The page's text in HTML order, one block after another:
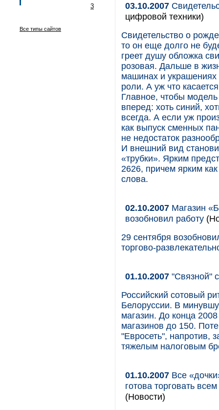
3
Все типы сайтов
03.10.2007
цифровой техники)
Свидетельство о
то он еще долго не
греет душу обложка
розовая. Дальше в
машинах и украшениях
роли. А уж что
Главное, чтобы
вперед: хоть синий,
всегда. А если уж
как выпуск сменных
не недостаток
И внешний вид
«трубки». Ярким
2626, причем ярким
слова.
02.10.2007 Магазин
возобновил работу
29 сентября
торгово-
01.10.2007 "Связной"
Российский сотовый
Белоруссии. В
магазин. До конца
магазинов до 150.
"Евросеть", напротив,
тяжелым налоговым
01.10.2007 Все
готова торговать
(Новости)